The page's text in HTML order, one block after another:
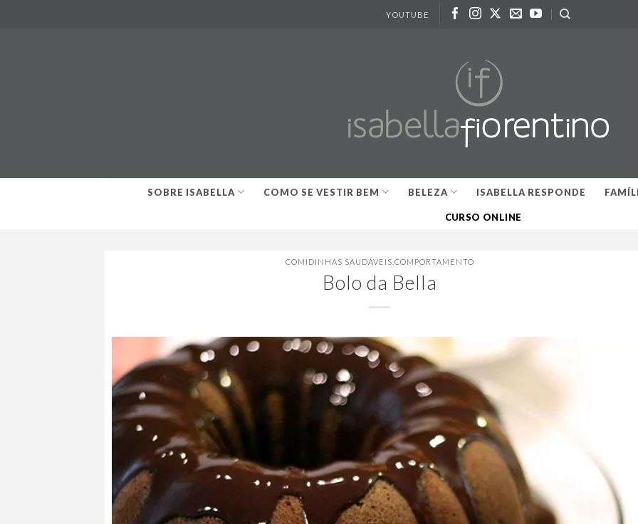
YOUTUBE
SOBRE ISABELLA COMO SE VESTIR BEM BELEZA ISABELLA RESPONDE
CURSO ONLINE
COMIDINHAS SAUDÁVEIS COMPORTAMENTO
Bolo da Bella